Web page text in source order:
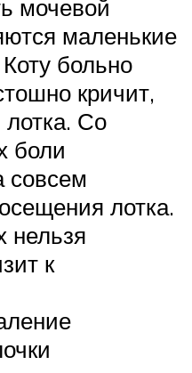
мочевой
маленькие
больно
кричит,
лотка. Со
боли
совсем
лотка.
нельзя
к